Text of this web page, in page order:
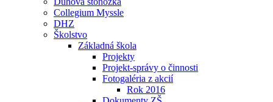
Collegium Myssle
DHZ
Školstvo
Základná škola
Projekty
Projekt-správy o činnosti
Fotogaléria z akcií
Rok 2016